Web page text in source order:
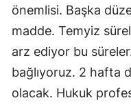
önemlisi. Başka
madde. Temyiz
arz ediyor bu
bağlıyoruz. 2 hafta
olacak. Hukuk